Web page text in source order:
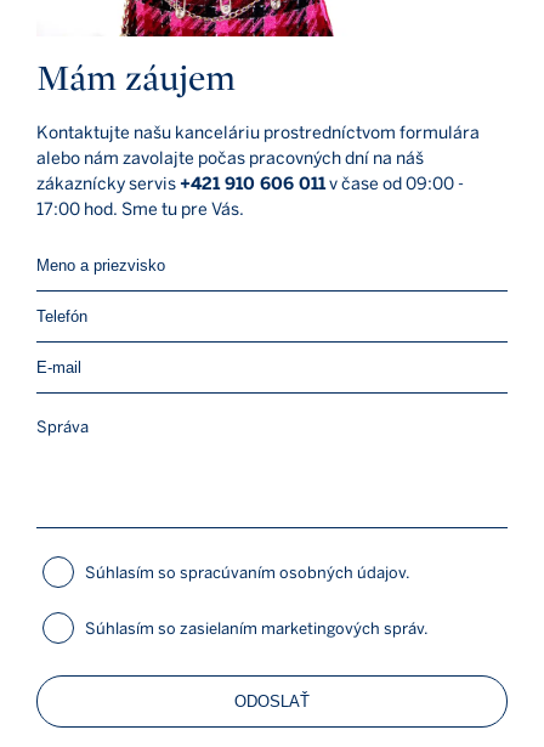
Mám záujem
Kontaktujte našu kanceláriu prostredníctvom formulára
alebo nám zavolajte počas pracovných dní na náš
zákaznícky servis +421 910 606 011v čase od 09:00 -
17:00 hod. Sme tu pre Vás.
Súhlasím so spracúvaním osobných údajov.
Súhlasím so zasielaním marketingových správ.
ODOSLAŤ